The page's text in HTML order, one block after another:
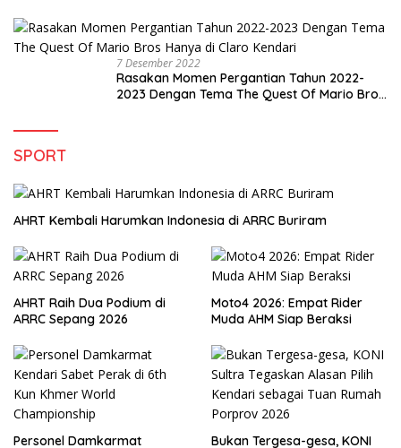
7 Desember 2022
Rasakan Momen Pergantian Tahun 2022-
2023 Dengan Tema The Quest Of Mario Bros
SPORT
AHRT Kembali Harumkan Indonesia di ARRC Buriram
AHRT Raih Dua Podium di
ARRC Sepang 2026
Moto4 2026: Empat Rider
Muda AHM Siap Beraksi
Personel Damkarmat Bukan Tergesa-gesa, KONI